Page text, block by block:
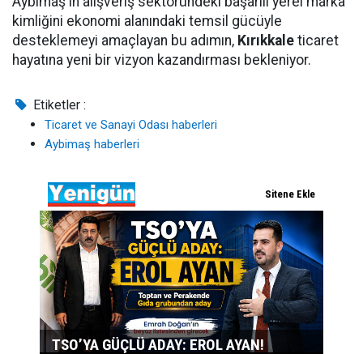
kimliğini ekonomi alanındaki temsil gücüyle
desteklemeyi amaçlayan bu adımın, Kırıkkale ticaret
hayatına yeni bir vizyon kazandırması bekleniyor.
Etiketler :
Ticaret ve Sanayi Odası haberleri
Aybimaş haberleri